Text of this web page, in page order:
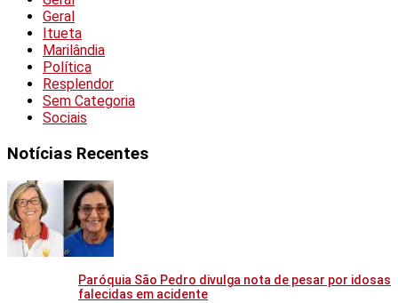
Geral
Itueta
Marilândia
Política
Resplendor
Sem Categoria
Sociais
Notícias Recentes
Paróquia São Pedro divulga nota de pesar por idosas
falecidas em acidente